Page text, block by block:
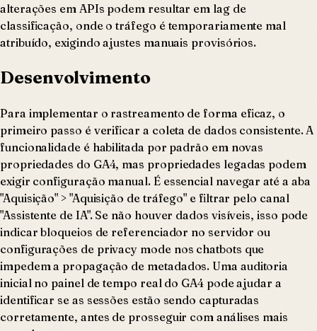
alterações em APIs podem resultar em lag de
classificação, onde o tráfego é temporariamente mal
atribuído, exigindo ajustes manuais provisórios.
Desenvolvimento
Para implementar o rastreamento de forma eficaz, o
primeiro passo é verificar a coleta de dados consistente. A
funcionalidade é habilitada por padrão em novas
propriedades do GA4, mas propriedades legadas podem
exigir configuração manual. É essencial navegar até a aba
"Aquisição" > "Aquisição de tráfego" e filtrar pelo canal
"Assistente de IA". Se não houver dados visíveis, isso pode
indicar bloqueios de referenciador no servidor ou
configurações de privacy mode nos chatbots que
impedem a propagação de metadados. Uma auditoria
inicial no painel de tempo real do GA4 pode ajudar a
identificar se as sessões estão sendo capturadas
corretamente, antes de prosseguir com análises mais